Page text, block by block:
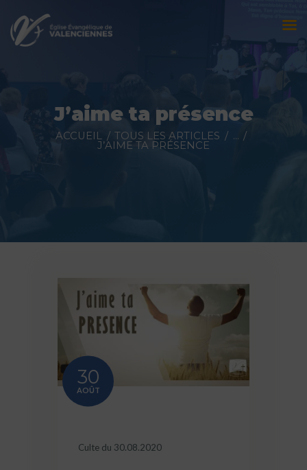
J’aime ta présence
ACCUEIL TOUS LES ARTICLES ...
J’AIME TA PRÉSENCE
Évènements
Prédications
30
AOÛT
Culte du 30.08.2020